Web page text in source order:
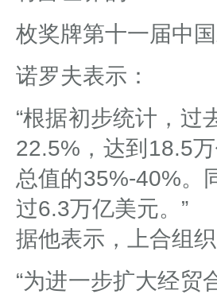
枚奖牌第十一届中
诺罗夫表示：
“根据初步统计，过
22.5%，达到18.5
总值的35%-40%。
过6.3万亿美元。”
据他表示，上合组
“为进一步扩大经贸